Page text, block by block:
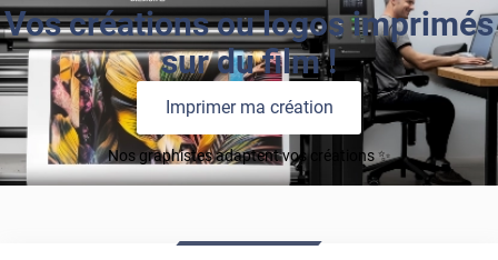
Vos créations ou logos imprimés
sur du film !
Imprimer ma création
Nos graphistes adaptent vos créations ✨